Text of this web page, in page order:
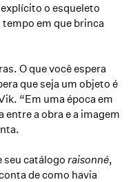
o esqueleto
em que brinca
O que você espera
que seja um objeto é
“Em uma época em
a obra e a imagem
seu catálogo raisonné,
de como havia